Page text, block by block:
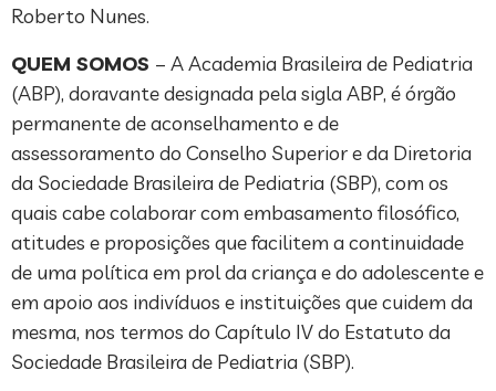
Roberto Nunes.
QUEM SOMOS – A Academia Brasileira de Pediatria
(ABP), doravante designada pela sigla ABP, é órgão
permanente de aconselhamento e de
assessoramento do Conselho Superior e da Diretoria
da Sociedade Brasileira de Pediatria (SBP), com os
quais cabe colaborar com embasamento filosófico,
atitudes e proposições que facilitem a continuidade
de uma política em prol da criança e do adolescente e
em apoio aos indivíduos e instituições que cuidem da
mesma, nos termos do Capítulo IV do Estatuto da
Sociedade Brasileira de Pediatria (SBP).